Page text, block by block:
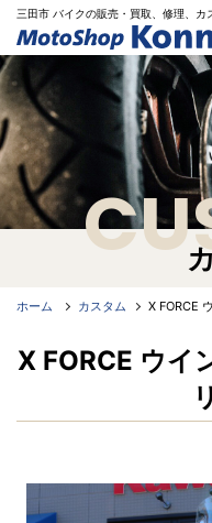
三田市 バイクの販売・買取、修理、カ
ホーム カスタム X FORCE
X FORCE ウイ